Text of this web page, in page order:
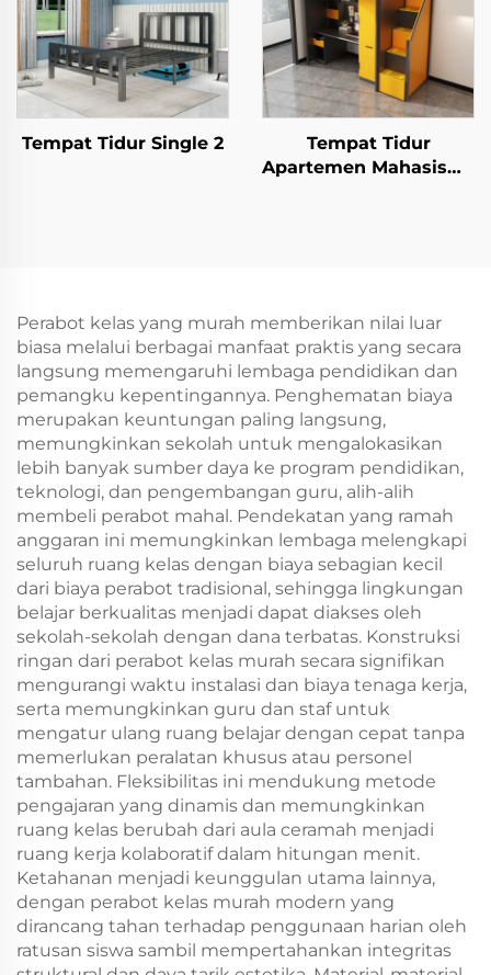
Tempat Tidur Single 2
Tempat Tidur
Apartemen Mahasiswa
Perabot kelas yang murah memberikan nilai luar
biasa melalui berbagai manfaat praktis yang secara
langsung memengaruhi lembaga pendidikan dan
pemangku kepentingannya. Penghematan biaya
merupakan keuntungan paling langsung,
memungkinkan sekolah untuk mengalokasikan
lebih banyak sumber daya ke program pendidikan,
teknologi, dan pengembangan guru, alih-alih
membeli perabot mahal. Pendekatan yang ramah
anggaran ini memungkinkan lembaga melengkapi
seluruh ruang kelas dengan biaya sebagian kecil
dari biaya perabot tradisional, sehingga lingkungan
belajar berkualitas menjadi dapat diakses oleh
sekolah-sekolah dengan dana terbatas. Konstruksi
ringan dari perabot kelas murah secara signifikan
mengurangi waktu instalasi dan biaya tenaga kerja,
serta memungkinkan guru dan staf untuk
mengatur ulang ruang belajar dengan cepat tanpa
memerlukan peralatan khusus atau personel
tambahan. Fleksibilitas ini mendukung metode
pengajaran yang dinamis dan memungkinkan
ruang kelas berubah dari aula ceramah menjadi
ruang kerja kolaboratif dalam hitungan menit.
Ketahanan menjadi keunggulan utama lainnya,
dengan perabot kelas murah modern yang
dirancang tahan terhadap penggunaan harian oleh
ratusan siswa sambil mempertahankan integritas